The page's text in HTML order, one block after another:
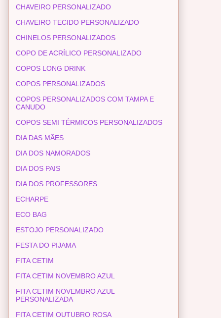
CHAVEIRO PERSONALIZADO
CHAVEIRO TECIDO PERSONALIZADO
CHINELOS PERSONALIZADOS
COPO DE ACRÍLICO PERSONALIZADO
COPOS LONG DRINK
COPOS PERSONALIZADOS
COPOS PERSONALIZADOS COM TAMPA E
CANUDO
COPOS SEMI TÉRMICOS PERSONALIZADOS
DIA DAS MÃES
DIA DOS NAMORADOS
DIA DOS PAIS
DIA DOS PROFESSORES
ECHARPE
ECO BAG
ESTOJO PERSONALIZADO
FESTA DO PIJAMA
FITA CETIM
FITA CETIM NOVEMBRO AZUL
FITA CETIM NOVEMBRO AZUL
PERSONALIZADA
FITA CETIM OUTUBRO ROSA